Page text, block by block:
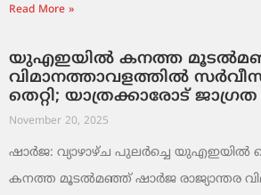
Read More »
യുഎഇയിൽ കനത്ത
വിമാനത്താവളത്തിൽ
തെറ്റി; യാത്രക്കാരോട് ജാഗ്രത
November 20, 2025
ഷാർജ: വ്യാഴാഴ്ച പുലർച്ചെ യുഎഇയിൽ
കനത്ത മൂടൽമഞ്ഞ് ഷാർജ രാജ്യാന്തര